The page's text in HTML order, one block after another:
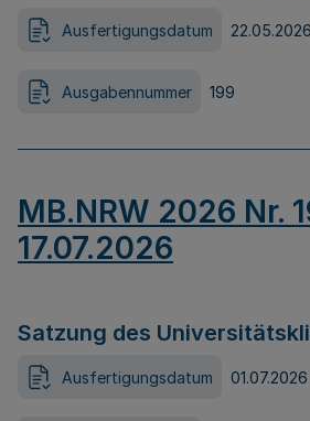
Ausfertigungsdatum 22.05.2026
Ausgabennummer 199
MB.NRW 2026 Nr.
17.07.2026
Satzung des
Ausfertigungsdatum 01.07.2026